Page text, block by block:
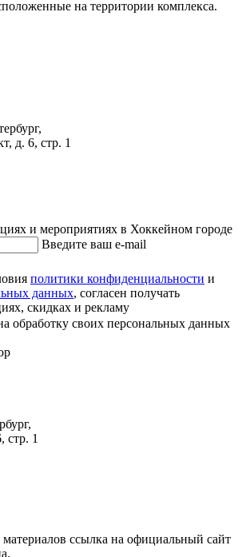
на территории комплекса.
д. 6, стр. 1
и мероприятиях в Хоккейном городе
Введите ваш e-mail
политики конфиденциальности и
данных, согласен получать
скидках и рекламу
обработку своих персональных данных
стр. 1
ссылка на официальный сайт